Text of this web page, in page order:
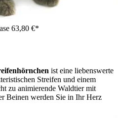
63,80 €*
ist eine liebenswerte
Streifen und einem
zu animierende Waldtier mit
Beinen werden Sie in Ihr Herz